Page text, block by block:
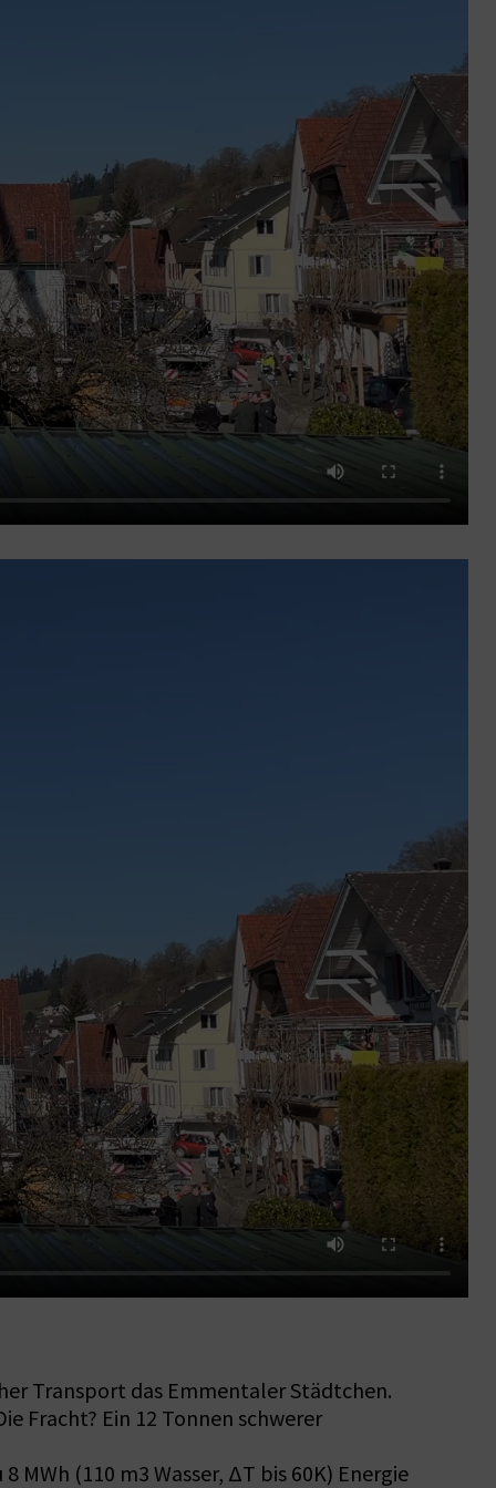
Transport das Emmentaler Städtchen.
Fracht? Ein 12 Tonnen schwerer
MWh (110 m3 Wasser, ΔT bis 60K) Energie